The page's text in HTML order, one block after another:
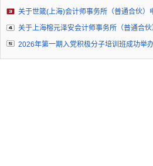
2026年第一期入党积极分子培训班成功举